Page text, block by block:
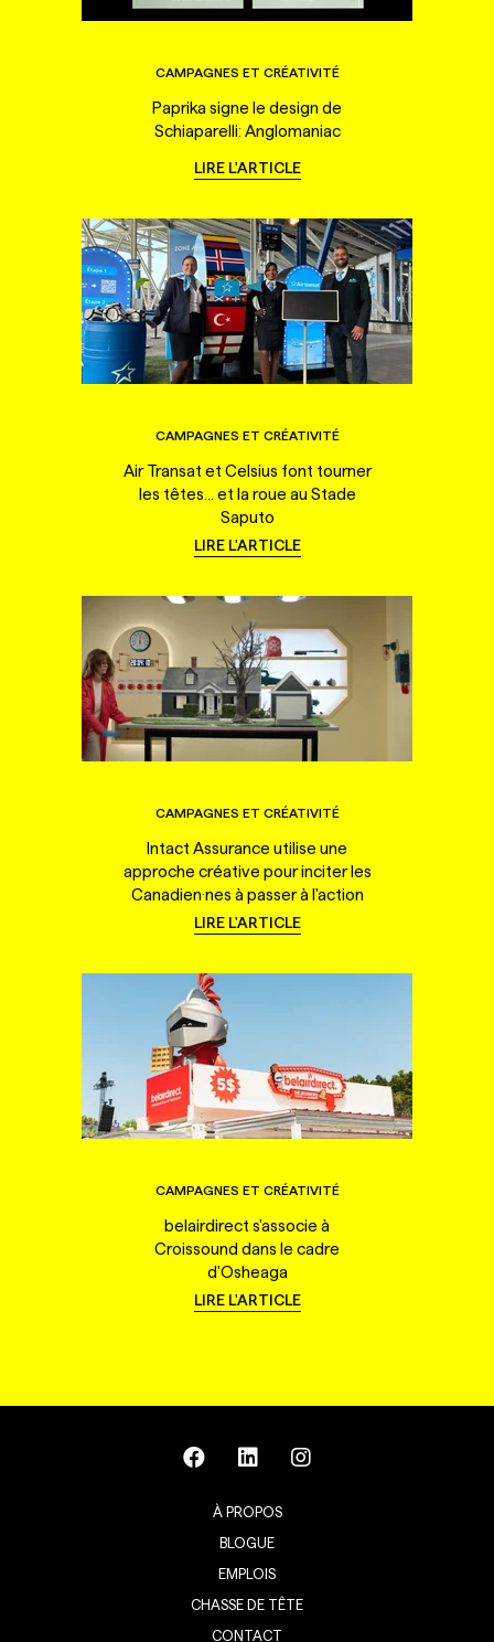
CAMPAGNES ET CRÉATIVITÉ
Paprika signe le design de
Schiaparelli: Anglomaniac
LIRE L'ARTICLE
CAMPAGNES ET CRÉATIVITÉ
Air Transat et Celsius font tourner
les têtes... et la roue au Stade
Saputo
LIRE L'ARTICLE
CAMPAGNES ET CRÉATIVITÉ
Intact Assurance utilise une
approche créative pour inciter les
Canadien·nes à passer à l'action
LIRE L'ARTICLE
CAMPAGNES ET CRÉATIVITÉ
belairdirect s'associe à
Croissound dans le cadre
d'Osheaga
LIRE L'ARTICLE
À PROPOS
BLOGUE
EMPLOIS
CHASSE DE TÊTE
CONTACT